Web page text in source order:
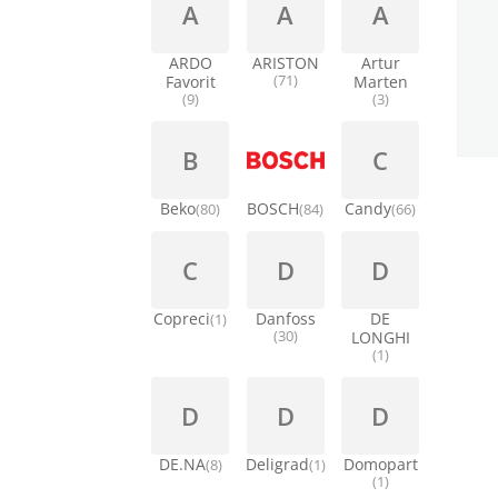
A
ARDO
Favorit
(9)
A
ARISTON
(71)
A
Artur
Marten
(3)
B
Beko(80) BOSCH(84)
C
Candy(66)
C
Copreci(1)
D
Danfoss
(30)
D
DE
LONGHI
(1)
D
DE.NA(8)
D
Deligrad(1)
D
Domopart
(1)